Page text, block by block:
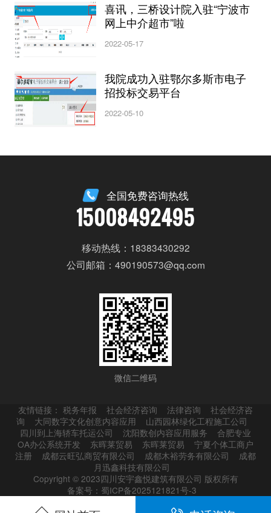
喜讯，三桥设计院入驻“宁波市
网上中介超市”啦
2022-05-17
我院成功入驻鄂尔多斯市电子
招投标交易平台
2022-05-10
全国免费咨询热线
15008492495
移动热线：18383430292
公司邮箱：490190573@qq.com
微信二维码
友情链接：税务年报 社会经济咨询 法律咨询
社会经济咨
询
大同数字文化创意内容应用
山西园林绿化工程施工公司
四川到上海轿车托运公司
沈阳数创内容应用服务
合肥专业
OA办公系统开发
东晖莱贸易 东晖莱贸易
宁夏个体工商户
注册
成都云旺弘商贸有限公司 成都木裕劳务有限公司
成都
月迅鑫科技有限公司
Copyright © 2023四川安宇鑫悦建筑有限公司 版权所有
备案号：蜀ICP备2025121821号-3